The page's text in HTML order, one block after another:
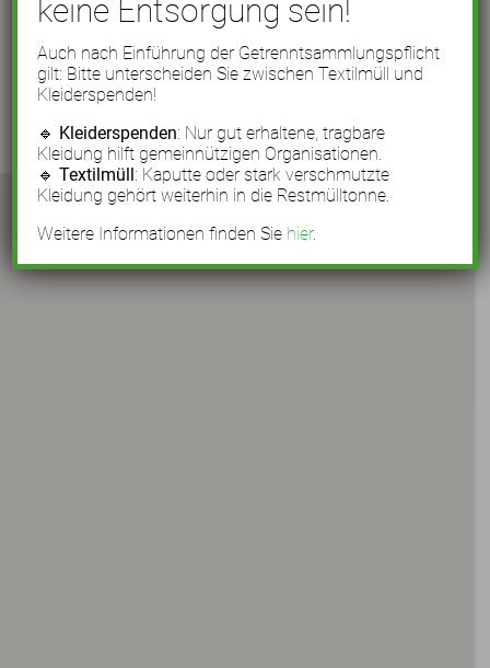
keine Entsorgung sein!
Auch nach Einführung der Getrenntsammlungspflicht
gilt: Bitte unterscheiden Sie zwischen Textilmüll und
Kleiderspenden!
🔹 Kleiderspenden: Nur gut erhaltene, tragbare
Kleidung hilft gemeinnützigen Organisationen.
🔹Textilmüll: Kaputte oder stark verschmutzte
Kleidung gehört weiterhin in die Restmülltonne.
Weitere Informationen finden Sie hier.